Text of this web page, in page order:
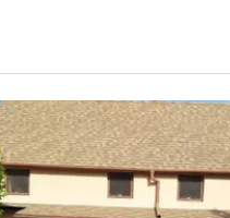
do oblíbených